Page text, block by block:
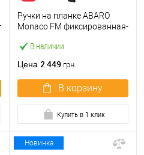
В наличии
Ручки на планке ABARO
Monaco FM фиксированная-
Цена 2 449 грн.
В корзину
Купить в 1 клик
Новинка